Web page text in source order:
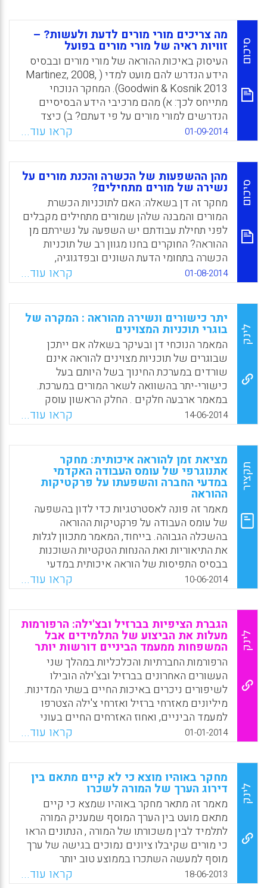
הלמידה שלהם – בייחוד, את התפיסות שלהם
לגבי איכות ההוראה, המיומנויות הגנריות וההערכה
(E.T. Canrinus, M. Fokkens-Bruinsma , 2014).
WhatsApp
Facebook
Email
X
סיכום
מה צריכים מורי מורים לדעת ולעשות? –
זוויות ראיה של מורי מורים בפועל
העיסוק באיכות ההוראה של מורי מורים ובבסיס
הידע הנדרש להם מועט למדי ( Martinez, 2008,
Goodwin & Kosnik 2013). המחקר הנוכחי
מתייחס לכך: א) מהם מרכיבי הידע הבסיסיים
הנדרשים למורי מורים על פי דעתם? ב) כיצד
מעריכים מורי מורים את התכשרותם בתחומים
אלה? ג) כיצד ניתן להשתמש בהתנסויותיהם
כבסיס להכשרה עתידית של מורי מורים? במחקר
השתתפו 293 מורי מורים בעלי תואר דוקטור
העוסקים בפועל בהכשרת מורים (Goodwin, A.
L., Smith, L., Souto-Manning, M., Cheruvu, R.,
Tan, M. Y., Reed, R., & Taveras, L.).
WhatsApp
Facebook
Email
X
01-09-2014 קראו עוד...
סיכום
מהן ההשפעות של הכשרה והכנת מורים על
נשירה של מורים מתחילים?
מחקר זה דן בשאלה: האם לתוכניות הכשרת
המורים והמבנה שלהן שמורים מתחילים מקבלים
לפני תחילת עבודתם יש השפעה על נשירתם מן
ההוראה? החוקרים בחנו מגוון רב של תוכניות
הכשרה בתחומי הדעת השונים ובפדגוגיה,
והתמקדו בהכשרת מורים למתימטיקה ולמדעים.
מקורת המידע היו סקר שנערך בשנים 2003–
2004 ע"י המרכז הלאומי לסטטיסטיקה חינוכית
של בתי ספר וסגלים והנספחים שלו, סקר המשך
בשנים 2004–2005 (Richard Ingersoll, Lisa
Merrill, Henry May).
WhatsApp
Facebook
Email
X
01-08-2014 קראו עוד...
לינק
יתר כישורים ונשירה מהוראה : המקרה של
בוגרי תוכניות המצוינים
המאמר הנוכחי דן ובעיקר בשאלה אם ייתכן
שבוגרים של תוכניות מצוינים להוראה אינם
שורדים במערכת החינוך בשל היותם בעל
כישורי-יתר בהשוואה לשאר המורים במערכת.
במאמר ארבעה חלקים . החלק הראשון עוסק
בשאלת המורה האיכותי ובכישוריו. החלק השני
מתאר בקצרה את מאפייני התוכניות למצוינים
להוראה במכללות לחינוך, החלק השלישי דן
בתופעת הנשירה מהוראה וסיבותיה, והחלק
הרביעי מתמקד בסוגיית "כישורי-יתר" ( over-
qualification ) והשלכותיה על מורים בעלי נתונים
גבוהים ( ציפי ליבמן) .
WhatsApp
Facebook
Email
X
14-06-2014 קראו עוד...
תקציר
מציאת זמן להוראה איכותית: מחקר
אתנוגרפי של עומס העבודה האקדמי
במדעי החברה והשפעתו על פרקטיקות
ההוראה
מאמר זה פונה לאסטרטגיות כדי לדון בהשפעה
של עומס העבודה על פרקטיקות ההוראה
בהשכלה הגבוהה. בייחוד, המאמר מתכוון לגלות
את התיאוריות ואת ההנחות הטקטיות השוכנות
בבסיס התפיסות של הוראה איכותית במדעי
החברה. תוך שימוש בגישה האתנוגרפית, המחקר
חשף שהאסטרטגיות שבהן השתמשו אנשי הצוות
מקושרות לאופן שבו הם מזהים את עצמם:
כחוקרים או כמורים "טובים", ומדגיש את חוסר
ההתאמה בין הערך שהאקדמאים מעניקים
להוראה איכותית לבין מה שהאוניברסיטאות
מתגמלות (Hemer, Susan R., 2014).
WhatsApp
Facebook
Email
X
10-06-2014 קראו עוד...
לינק
הגברת הציפיות בברזיל ובצ'ילה: הרפורמות
מעלות את הביצוע של התלמידים אבל
המשפחות ממעמד הביניים דורשות יותר
הרפורמות החברתיות והכלכליות במהלך שני
העשורים האחרונים בברזיל ובצ'ילה הובילו
לשיפורים ניכרים באיכות החיים בשתי המדינות.
מיליונים מאזרחי ברזיל ואזרחי צ'ילה הצטרפו
למעמד הביניים, ואחוז האזרחים החיים בעוני
צנח. גם איכות החינוך הציבורי השתפרה באופן
ניכר בשתי המדינות מאז 1990. אולם מעמד
הביניים, שהרוויח מהרפורמות ומההישגים בחינוך
ובכלכלה, הוביל את המחאות בשתי המדינות.
המאמר מתאר את הרפורמות החינוכיות בשתי
המדינות ומסביר את הסיבה למחאת מעמד
הביניים בהן (Gregory Elacqua and Fatima
Alves, 2014).
WhatsApp
Facebook
Email
X
01-01-2014 קראו עוד...
לינק
מחקר באוהיו מוצא כי לא קיים מתאם בין
דירוג הערך של המורה לשכרו
מאמר זה מתאר מחקר באוהיו שמצא כי קיים
מתאם מועט בין הערך המוסף שמעניק המורה
לתלמיד לבין משכורתו של המורה , הנתונים הראו
כי מורים שקיבלו ציונים נמוכים בגישה של ערך
מוסף למעשה השתכרו בממוצע טוב יותר
מעמיתיהם שקיבלו את הציונים הגבוהים ביותר.
18-06-2013 קראו עוד...